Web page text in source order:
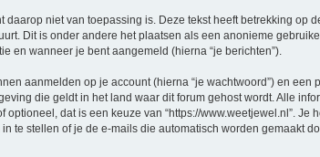
niet van toepassing is. Deze tekst heeft betrekking op
Dit is onder andere het plaatsen als een anonieme
en wanneer je bent aangemeld (hierna “je berichten”).
aanmelden op je account (hierna “je wachtwoord”) en een
die geldt in het land waar dit forum gehost wordt. Alle
dat is een keuze van “https://www.weetjewel.nl”. Je
te stellen of je de e-mails die automatisch worden gemaakt